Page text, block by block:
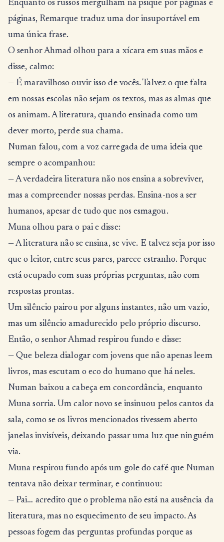
Enquanto os russos mergulham na psique por páginas e
páginas, Remarque traduz uma dor insuportável em
uma única frase.
O senhor Ahmad olhou para a xícara em suas mãos e
disse, calmo:
— É maravilhoso ouvir isso de vocês. Talvez o que falta
em nossas escolas não sejam os textos, mas as almas que
os animam. A literatura, quando ensinada como um
dever morto, perde sua chama.
Numan falou, com a voz carregada de uma ideia que
sempre o acompanhou:
— A verdadeira literatura não nos ensina a sobreviver,
mas a compreender nossas perdas. Ensina-nos a ser
humanos, apesar de tudo que nos esmagou.
Muna olhou para o pai e disse:
— A literatura não se ensina, se vive. E talvez seja por isso
que o leitor, entre seus pares, parece estranho. Porque
está ocupado com suas próprias perguntas, não com
respostas prontas.
Um silêncio pairou por alguns instantes, não um vazio,
mas um silêncio amadurecido pelo próprio discurso.
Então, o senhor Ahmad respirou fundo e disse:
— Que beleza dialogar com jovens que não apenas leem
livros, mas escutam o eco do humano que há neles.
Numan baixou a cabeça em concordância, enquanto
Muna sorria. Um calor novo se insinuou pelos cantos da
sala, como se os livros mencionados tivessem aberto
janelas invisíveis, deixando passar uma luz que ninguém
via.
Muna respirou fundo após um gole do café que Numan
tentava não deixar terminar, e continuou:
— Pai… acredito que o problema não está na ausência da
literatura, mas no esquecimento de seu impacto. As
pessoas fogem das perguntas profundas porque as